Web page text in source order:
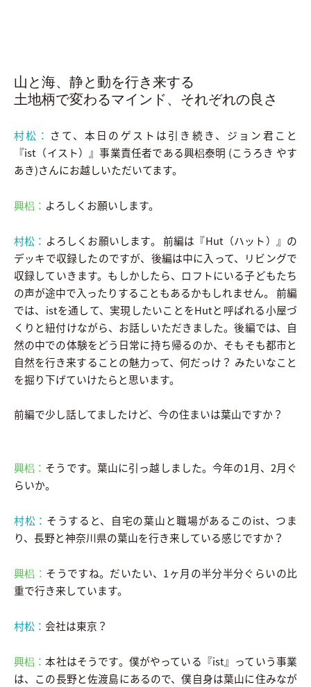
山と海、静と動を行き来する
土地柄で変わるマインド、それぞれの良さ
村松： さて、本日のゲストは引き続き、ジョン君こと
『ist（イスト）』事業責任者である興梠泰明 (こうろき やす
あき)さんにお越しいただいてます。
興梠： よろしくお願いします。
村松： よろしくお願いします。 前編は『Hut（ハット）』の
デッキで収録したのですが、後編は中に入って、リビングで
収録していきます。もしかしたら、ロフトにいる子どもたち
の声が途中で入ったりすることもあるかもしれません。 前編
では、istを通して、実現したいことをHutと呼ばれる小屋づ
くりと紐付けながら、お話しいただきました。後編では、自
然の中での体験をどう日常に持ち帰るのか、そもそも都市と
自然を行き来することの魅力って、何だっけ？ みたいなこと
を掘り下げていけたらと思います。
前編で少し話してましたけど、今の住まいは葉山ですか？
興梠： そうです。葉山に引っ越しました。今年の1月、2月ぐ
らいか。
村松： そうすると、自宅の葉山と職場があるこのist、つま
り、長野と神奈川県の葉山を行き来している感じですか？
興梠： そうですね。だいたい、1ヶ月の半分半分ぐらいの比
重で行き来しています。
村松： 会社は東京？
興梠：本社はそうです。僕がやっている『ist』っていう事業
は、この長野と佐渡島にあるので、僕自身は葉山に住みなが